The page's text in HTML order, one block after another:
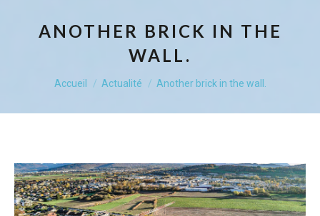
ANOTHER BRICK IN THE
WALL.
Vous êtes ici :
Accueil Actualité Another brick in the wall.